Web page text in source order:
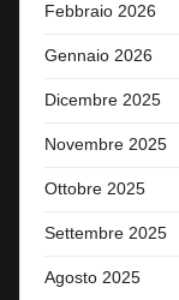
Febbraio 2026
Gennaio 2026
Dicembre 2025
Novembre 2025
Ottobre 2025
Settembre 2025
Agosto 2025